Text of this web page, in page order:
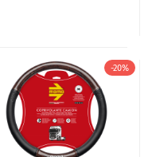
-20%